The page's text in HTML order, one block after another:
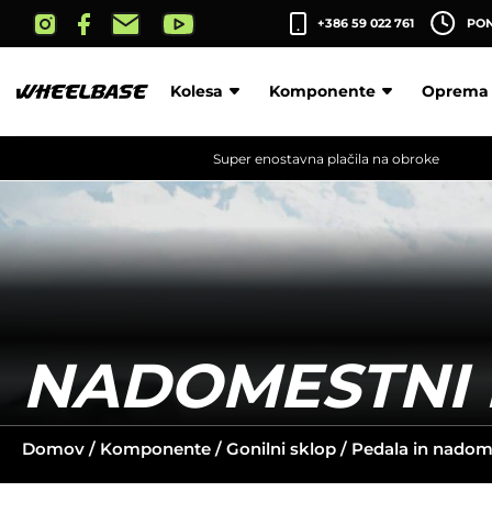
content
+386 59 022 761
Kolesa Komponente Oprema
Super enostavna plačila na obroke
NADOMESTNI
Domov / Komponente / Gonilni sklop / Pedala in